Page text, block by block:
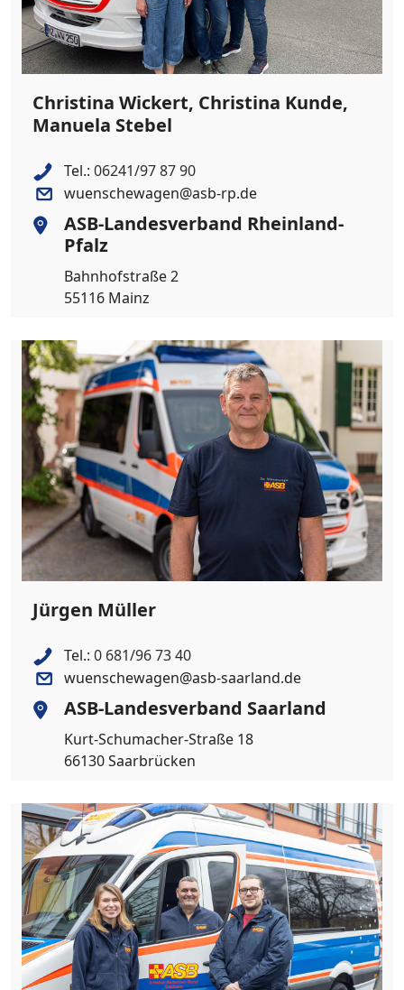
Christina Wickert, Christina Kunde,
Manuela Stebel
Tel.: 06241/97 87 90
wuenschewagen@asb-rp.de
ASB-Landesverband Rheinland-
Pfalz
Bahnhofstraße 2
55116 Mainz
Jürgen Müller
Tel.: 0 681/96 73 40
wuenschewagen@asb-saarland.de
ASB-Landesverband Saarland
Kurt-Schumacher-Straße 18
66130 Saarbrücken